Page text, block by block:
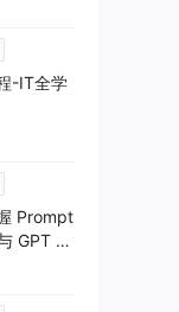
-IT全学
Prompt
GPT 技